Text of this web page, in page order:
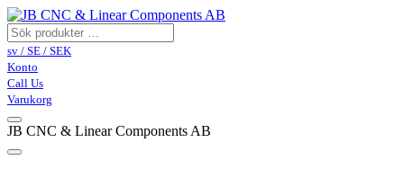
sv / SE / SEK
Konto
Call Us
Varukorg
JB CNC & Linear Components AB